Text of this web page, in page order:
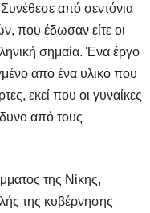
Συνέθεσε από σεντόνια
που έδωσαν είτε οι
σημαία. Ένα έργο
από ένα υλικό που
εκεί που οι γυναίκες
από τους
της Νίκης,
της κυβέρνησης